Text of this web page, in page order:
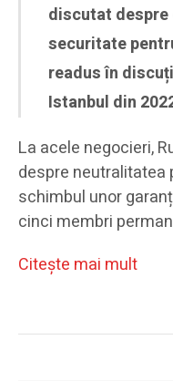
discutat
securitate
readus în
Istanbul din
La acele negocieri,
despre neutralitatea
schimbul unor
cinci membri
Citeşte mai mult